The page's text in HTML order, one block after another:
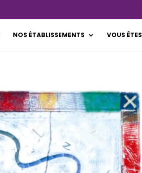
NOS ÉTABLISSEMENTS VOUS ÊTES